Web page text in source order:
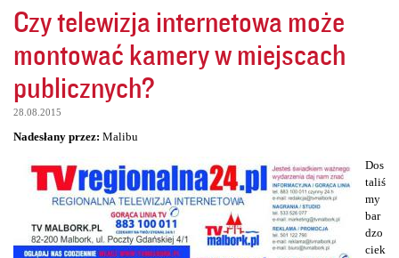
Czy telewizja internetowa może
montować kamery w miejscach
publicznych?
28.08.2015
Nadesłany przez: Malibu
Dos
taliś
my
bar
dzo
ciek